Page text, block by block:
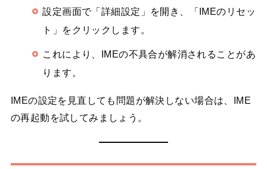
設定画面で「詳細設定」を開き、「IMEのリセッ
ト」をクリックします。
これにより、IMEの不具合が解消されることがあ
ります。
IMEの設定を見直しても問題が解決しない場合は、IME
の再起動を試してみましょう。